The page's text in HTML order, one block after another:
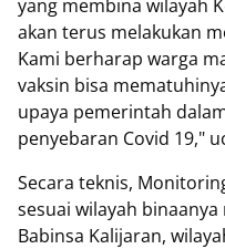
yang membina wilayah
akan terus melakukan
Kami berharap warga
vaksin bisa
upaya pemerintah
penyebaran Covid 19,"
Secara teknis,
sesuai wilayah
Babinsa Kalijaran,